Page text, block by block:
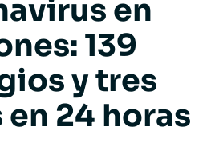
en
139
y tres
24 horas